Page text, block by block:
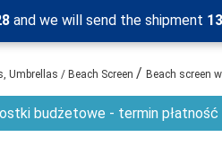
and we will send the shipment
Umbrellas/ Beach Screen/Beach screen
budżetowe - termin płatność